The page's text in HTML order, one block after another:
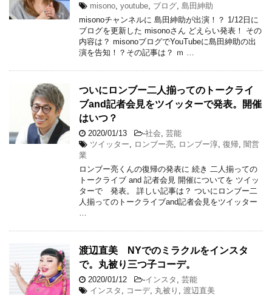
misono youtube ブログ 島田紳助
misonoチャンネルに 島田紳助が出演！？ 1/12日に
ブログを更新した misonoさん どえらい発表！ その
内容は？ misonoブログでYouTubeに島田紳助の出
演を告知！？その記事は？ ｍ …
ついにロンブー二人揃ってのトークライ
ブand記者会見をツイッターで発表。開催
はいつ？
2020/01/13 -社会 芸能
ツイッター
ロンブー亮 ロンブー淳 復帰 闇営
業
ロンブー亮くんの復帰の発表に 続き 二人揃っての
トークライブ and 記者会見 開催についてを ツイッ
ターで 発表。 詳しい記事は？ ついにロンブー二
人揃ってのトークライブand記者会見をツイッター
渡辺直美 NYでのミラクルをインスタ
で。丸被り三つ子コーデ。
2020/01/12 -インスタ
芸能
インスタ
コーデ, 丸被り
渡辺直美